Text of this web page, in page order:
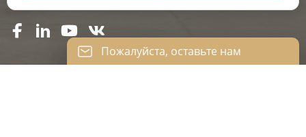
Пожалуйста, оставьте нам
   